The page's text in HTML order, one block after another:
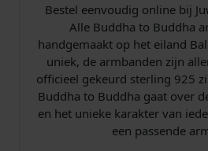
Bestel eenvoudig online bij
Alle Buddha to Buddha
handgemaakt op het eiland
uniek, de armbanden zijn
officieel gekeurd sterling 925
Buddha to Buddha gaat over
en het unieke karakter van
een passende